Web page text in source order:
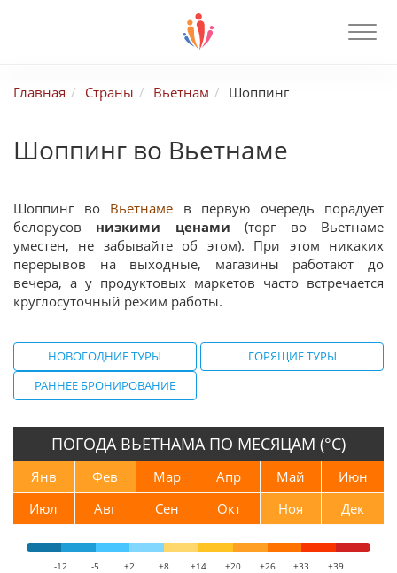
Главная Страны Вьетнам Шоппинг
Шоппинг во Вьетнаме
Шоппинг во Вьетнаме в первую очередь порадует
белорусов низкими ценами (торг во Вьетнаме
уместен, не забывайте об этом). При этом никаких
перерывов на выходные, магазины работают до
вечера, а у продуктовых маркетов часто встречается
круглосуточный режим работы.
НОВОГОДНИЕ ТУРЫ
ГОРЯЩИЕ ТУРЫ
РАННЕЕ БРОНИРОВАНИЕ
ПОГОДА ВЬЕТНАМА ПО МЕСЯЦАМ (°С)
Янв Фев Мар Апр Май
Июн
Июл
Авг Сен Окт Ноя Дек
-12 -5 +2 +8 +14 +20 +26 +33 +39